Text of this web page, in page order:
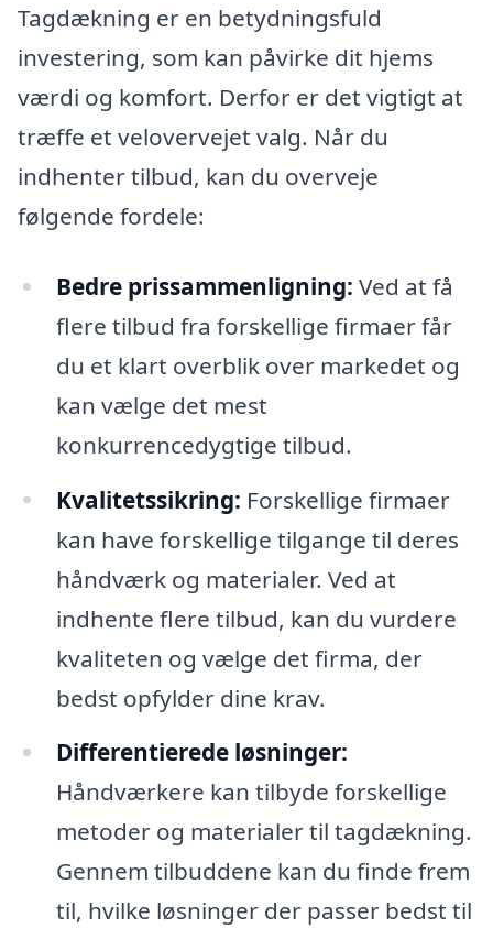
Tagdækning er en betydningsfuld
investering, som kan påvirke dit hjems
værdi og komfort. Derfor er det vigtigt at
træffe et velovervejet valg. Når du
indhenter tilbud, kan du overveje
følgende fordele:
Bedre prissammenligning: Ved at få
flere tilbud fra forskellige firmaer får
du et klart overblik over markedet og
kan vælge det mest
konkurrencedygtige tilbud.
Kvalitetssikring: Forskellige firmaer
kan have forskellige tilgange til deres
håndværk og materialer. Ved at
indhente flere tilbud, kan du vurdere
kvaliteten og vælge det firma, der
bedst opfylder dine krav.
Differentierede løsninger:
Håndværkere kan tilbyde forskellige
metoder og materialer til tagdækning.
Gennem tilbuddene kan du finde frem
til, hvilke løsninger der passer bedst til